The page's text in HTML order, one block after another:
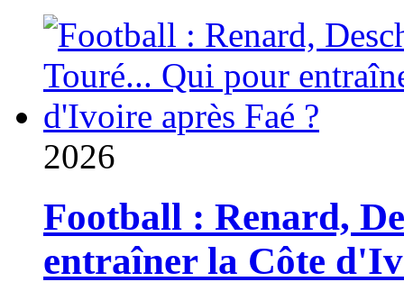
2026
Football : Renard,
entraîner la Côte